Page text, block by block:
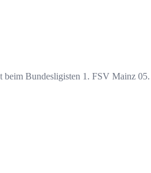
beim Bundesligisten 1. FSV Mainz 05.